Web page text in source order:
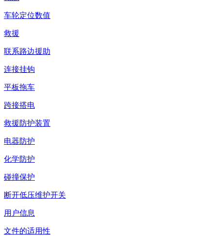
车轮定位数值
救援
联系路边援助
连接挂钩
平板拖车
跨接搭电
救援防护装置
电器防护
化学防护
碰撞保护
断开低压维护开关
用户信息
文件的适用性